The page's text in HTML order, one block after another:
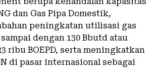
dan Gas Pipa Domestik,
peningkatan utilisasi gas
dengan 130 Bbutd atau
ribu BOEPD, serta meningkatkan
di pasar internasional sebagai